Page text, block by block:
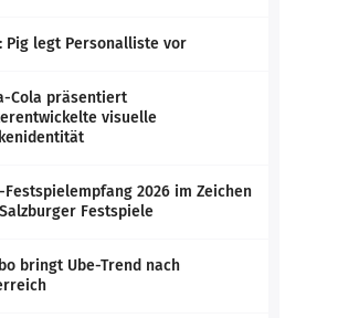
Pig legt Personalliste vor
Cola präsentiert
visuelle
Festspielempfang 2026 im Zeichen
Festspiele
bringt Ube-Trend nach